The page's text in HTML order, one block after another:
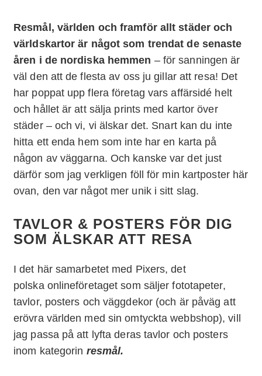
Resmål, världen och framför allt städer och
världskartor är något som trendat de senaste
åren i de nordiska hemmen – för sanningen är
väl den att de flesta av oss ju gillar att resa! Det
har poppat upp flera företag vars affärsidé helt
och hållet är att sälja prints med kartor över
städer – och vi, vi älskar det. Snart kan du inte
hitta ett enda hem som inte har en karta på
någon av väggarna. Och kanske var det just
därför som jag verkligen föll för min kartposter här
ovan, den var något mer unik i sitt slag.
TAVLOR & POSTERS FÖR DIG
SOM ÄLSKAR ATT RESA
I det här samarbetet med Pixers, det
polska onlineföretaget som säljer fototapeter,
tavlor, posters och väggdekor (och är påväg att
erövra världen med sin omtyckta webbshop), vill
jag passa på att lyfta deras tavlor och posters
inom kategorin resmål.